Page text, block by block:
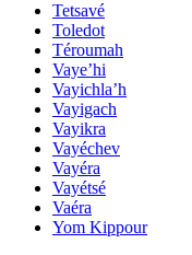
Tetsavé
Toledot
Téroumah
Vaye’hi
Vayichla’h
Vayigach
Vayikra
Vayéchev
Vayéra
Vayétsé
Vaéra
Yom Kippour